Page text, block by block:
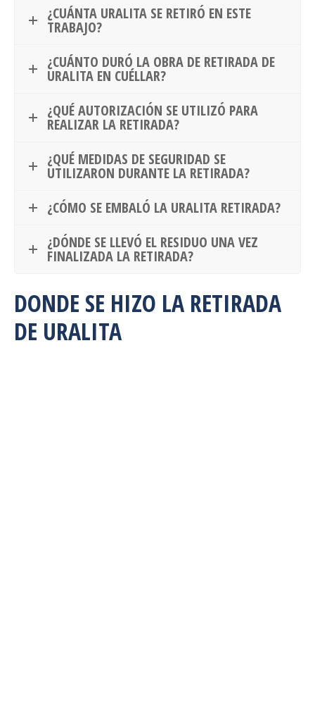
¿CUÁNTA URALITA SE RETIRÓ EN ESTE
TRABAJO?
¿CUÁNTO DURÓ LA OBRA DE RETIRADA DE
URALITA EN CUÉLLAR?
¿QUÉ AUTORIZACIÓN SE UTILIZÓ PARA
REALIZAR LA RETIRADA?
¿QUÉ MEDIDAS DE SEGURIDAD SE
UTILIZARON DURANTE LA RETIRADA?
¿CÓMO SE EMBALÓ LA URALITA RETIRADA?
¿DÓNDE SE LLEVÓ EL RESIDUO UNA VEZ
FINALIZADA LA RETIRADA?
DONDE SE HIZO LA RETIRADA
DE URALITA